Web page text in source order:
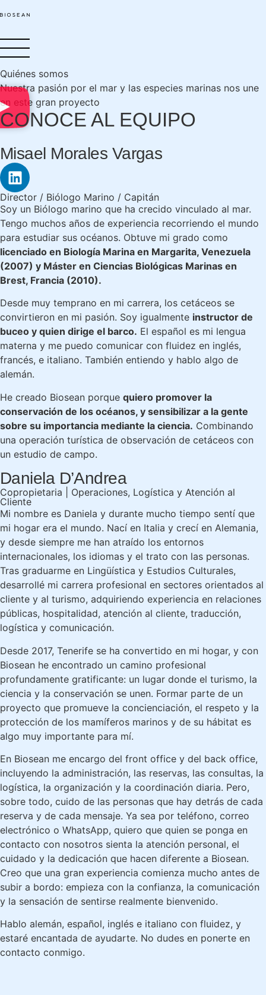
Quiénes somos
Nuestra pasión por el mar y las especies marinas nos une
en este gran proyecto
CONOCE AL EQUIPO
Misael Morales Vargas
Director / Biólogo Marino / Capitán
Soy un Biólogo marino que ha crecido vinculado al mar.
Tengo muchos años de experiencia recorriendo el mundo
para estudiar sus océanos. Obtuve mi grado como
licenciado en Biología Marina en Margarita, Venezuela
(2007) y Máster en Ciencias Biológicas Marinas en
Brest, Francia (2010).
Desde muy temprano en mi carrera, los cetáceos se
convirtieron en mi pasión. Soy igualmente instructor de
buceo y quien dirige el barco. El español es mi lengua
materna y me puedo comunicar con fluidez en inglés,
francés, e italiano. También entiendo y hablo algo de
alemán.
He creado Biosean porque quiero promover la
conservación de los océanos, y sensibilizar a la gente
sobre su importancia mediante la ciencia. Combinando
una operación turística de observación de cetáceos con
un estudio de campo.
Daniela D’Andrea
Copropietaria | Operaciones, Logística y Atención al
Cliente
Mi nombre es Daniela y durante mucho tiempo sentí que
mi hogar era el mundo. Nací en Italia y crecí en Alemania,
y desde siempre me han atraído los entornos
internacionales, los idiomas y el trato con las personas.
Tras graduarme en Lingüística y Estudios Culturales,
desarrollé mi carrera profesional en sectores orientados al
cliente y al turismo, adquiriendo experiencia en relaciones
públicas, hospitalidad, atención al cliente, traducción,
logística y comunicación.
Desde 2017, Tenerife se ha convertido en mi hogar, y con
Biosean he encontrado un camino profesional
profundamente gratificante: un lugar donde el turismo, la
ciencia y la conservación se unen. Formar parte de un
proyecto que promueve la concienciación, el respeto y la
protección de los mamíferos marinos y de su hábitat es
algo muy importante para mí.
En Biosean me encargo del front office y del back office,
incluyendo la administración, las reservas, las consultas, la
logística, la organización y la coordinación diaria. Pero,
sobre todo, cuido de las personas que hay detrás de cada
reserva y de cada mensaje. Ya sea por teléfono, correo
electrónico o WhatsApp, quiero que quien se ponga en
contacto con nosotros sienta la atención personal, el
cuidado y la dedicación que hacen diferente a Biosean.
Creo que una gran experiencia comienza mucho antes de
subir a bordo: empieza con la confianza, la comunicación
y la sensación de sentirse realmente bienvenido.
Hablo alemán, español, inglés e italiano con fluidez, y
estaré encantada de ayudarte. No dudes en ponerte en
contacto conmigo.